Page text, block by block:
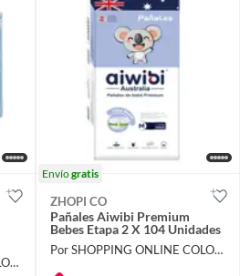
Por SHOPPING ONLINE COLOMBIA SAS
Envíogratis
ZHOPI CO
Pañales Aiwibi Premium
Bebes Etapa 2 X 104 Unidades
Por SHOPPING ONLINE COLOMBIA SAS